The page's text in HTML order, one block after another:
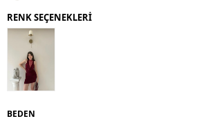
RENK SEÇENEKLERİ
BEDEN